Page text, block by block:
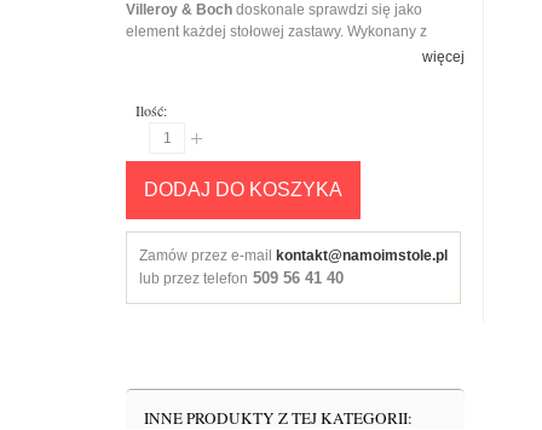
Villeroy & Boch doskonale sprawdzi się jako
element każdej stołowej zastawy. Wykonany z
porcelany kostnej Premium, jest lekki, elegancki i
przepiękny półmisek i zachwycaj swoich gości nie
tylko smacznymi potrawami, ale też jakością ich
podania.
więcej
Ilość:
DODAJ DO KOSZYKA
Zamów przez e-mail
kontakt@namoimstole.pl
lub przez telefon 509 56 41 40
INNE PRODUKTY Z TEJ KATEGORII: